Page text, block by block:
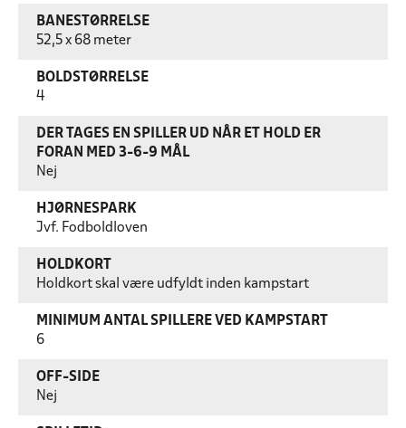
BANESTØRRELSE
52,5 x 68 meter
BOLDSTØRRELSE
4
DER TAGES EN SPILLER UD NÅR ET HOLD ER
FORAN MED 3-6-9 MÅL
Nej
HJØRNESPARK
Jvf. Fodboldloven
HOLDKORT
Holdkort skal være udfyldt inden kampstart
MINIMUM ANTAL SPILLERE VED KAMPSTART
6
OFF-SIDE
Nej